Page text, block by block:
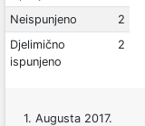
Neispunjeno
2
Djelimično
ispunjeno
2
1. Augusta 2017.